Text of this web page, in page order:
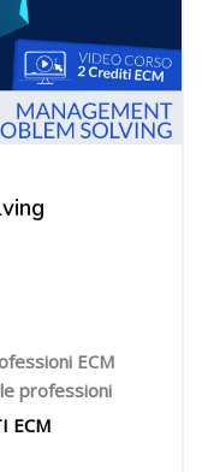
ECM
professioni
ECM